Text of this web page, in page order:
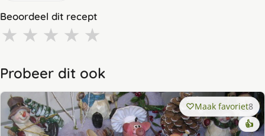
Beoordeel dit recept
★ ★ ★ ★ ★
Probeer dit ook
Maak favoriet8
👍